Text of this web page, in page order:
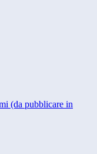
(da pubblicare in